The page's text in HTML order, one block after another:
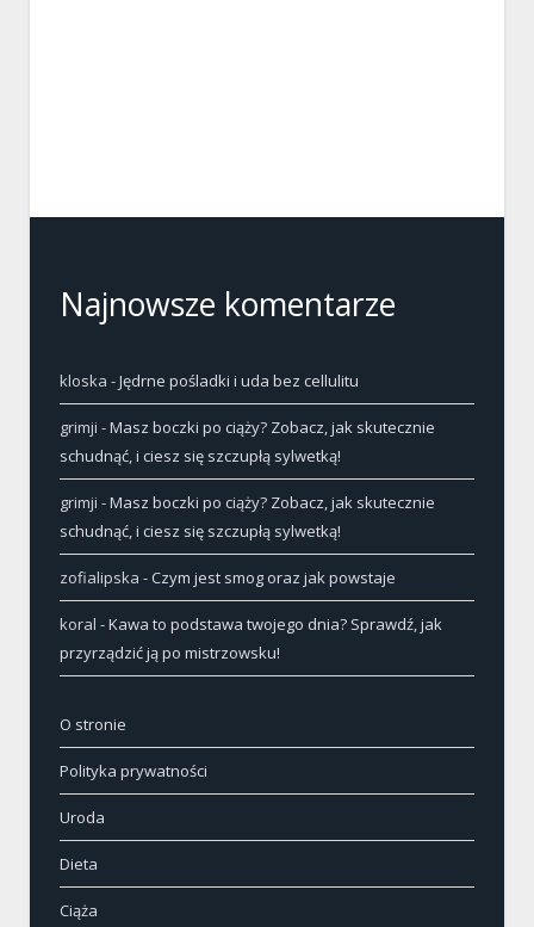
Najnowsze komentarze
kloska -Jędrne pośladki i uda bez cellulitu
grimji -Masz boczki po ciąży? Zobacz, jak skutecznie
schudnąć, i ciesz się szczupłą sylwetką!
grimji -Masz boczki po ciąży? Zobacz, jak skutecznie
schudnąć, i ciesz się szczupłą sylwetką!
zofialipska -Czym jest smog oraz jak powstaje
koral -Kawa to podstawa twojego dnia? Sprawdź, jak
przyrządzić ją po mistrzowsku!
O stronie
Polityka prywatności
Uroda
Dieta
Ciąża